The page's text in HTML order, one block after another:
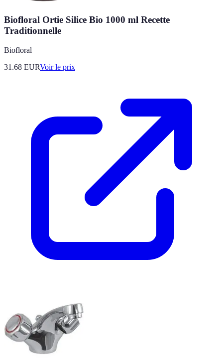
Biofloral Ortie Silice Bio 1000 ml Recette
Traditionnelle
Biofloral
31.68 EURVoir le prix